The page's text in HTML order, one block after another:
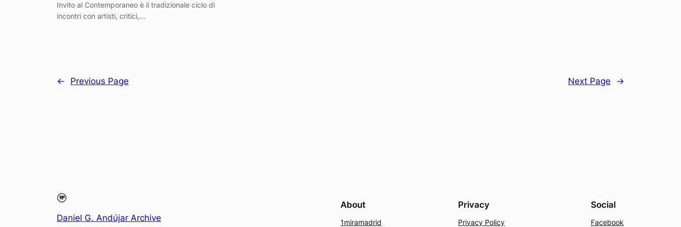
Invito al Contemporaneo è il tradizionale ciclo di
incontri con artisti, critici,…
← Previous Page Next Page →
Daniel G. Andújar Archive
About
1miramadrid
Privacy
Privacy Policy
Social
Facebook